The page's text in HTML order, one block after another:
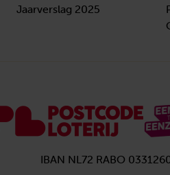
Jaarverslag 2025
IBAN NL72 RABO